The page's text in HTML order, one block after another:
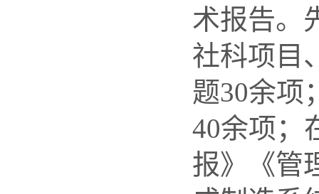
术报告。
社科项目
题30余项
40余项；
报》《管